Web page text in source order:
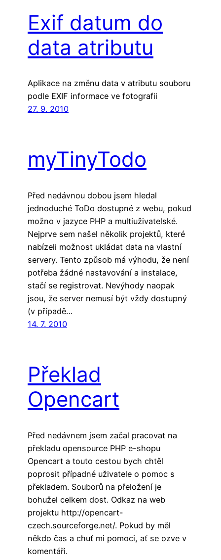
Exif datum do
data atributu
Aplikace na změnu data v atributu souboru
podle EXIF informace ve fotografii
27. 9. 2010
myTinyTodo
Před nedávnou dobou jsem hledal
jednoduché ToDo dostupné z webu, pokud
možno v jazyce PHP a multiuživatelské.
Nejprve sem našel několik projektů, které
nabízeli možnost ukládat data na vlastní
servery. Tento způsob má výhodu, že není
potřeba žádné nastavování a instalace,
stačí se registrovat. Nevýhody naopak
jsou, že server nemusí být vždy dostupný
(v případě…
14. 7. 2010
Překlad
Opencart
Před nedávnem jsem začal pracovat na
překladu opensource PHP e-shopu
Opencart a touto cestou bych chtěl
poprosit případné uživatele o pomoc s
překladem. Souborů na přeložení je
bohužel celkem dost. Odkaz na web
projektu http://opencart-
czech.sourceforge.net/. Pokud by měl
někdo čas a chuť mi pomoci, ať se ozve v
komentáři.